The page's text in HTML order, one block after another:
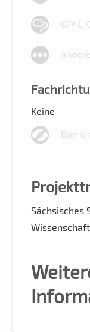
andere
Keine
Sächsisches